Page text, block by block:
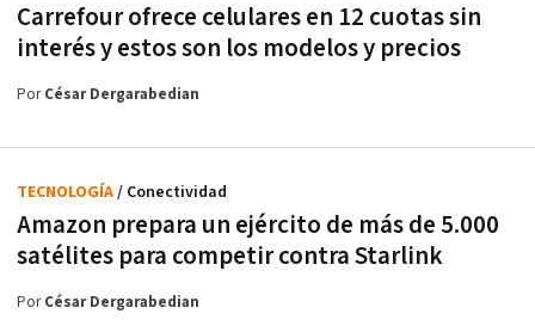
Carrefour ofrece celulares en 12 cuotas sin
interés y estos son los modelos y precios
PorCésar Dergarabedian
Amazon prepara un ejército de más de 5.000
satélites para competir contra Starlink
TECNOLOGÍA/ Conectividad
PorCésar Dergarabedian